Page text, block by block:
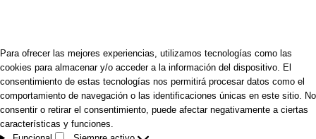
Para ofrecer las mejores experiencias, utilizamos tecnologías como las
cookies para almacenar y/o acceder a la información del dispositivo. El
consentimiento de estas tecnologías nos permitirá procesar datos como el
comportamiento de navegación o las identificaciones únicas en este sitio. No
consentir o retirar el consentimiento, puede afectar negativamente a ciertas
características y funciones.